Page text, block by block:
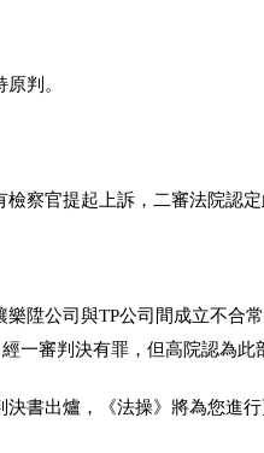
判。
察官提起上訴，二審法院認
陞公司與TP公司間成立不合
一審判決有罪，但高院認為此
書出爐，《法操》將為您進行